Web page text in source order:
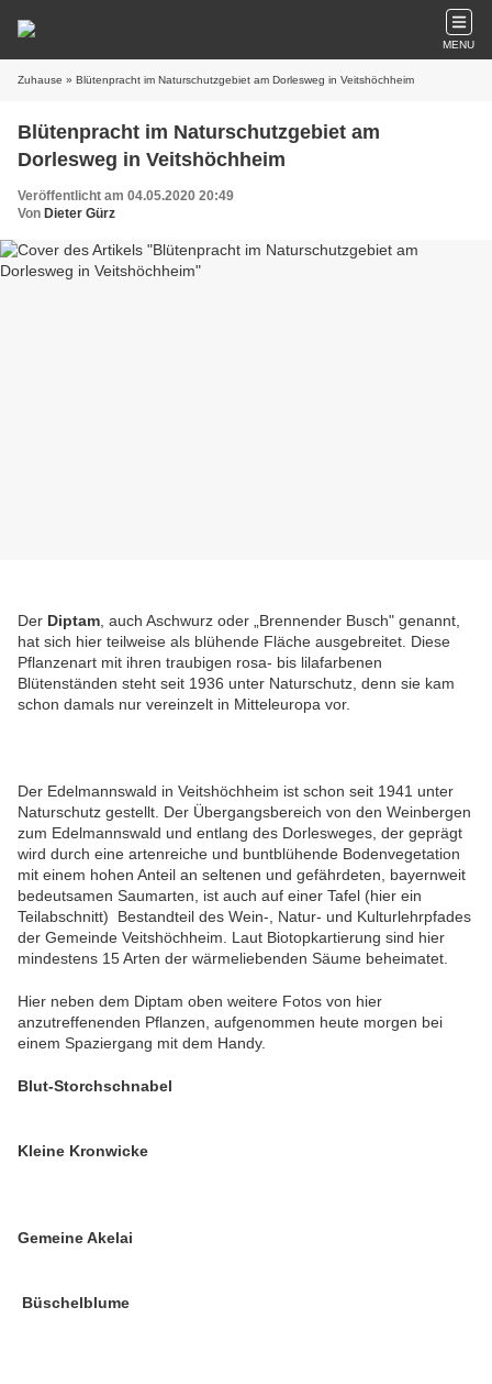
MENU
Zuhause » Blütenpracht im Naturschutzgebiet am Dorlesweg in Veitshöchheim
Blütenpracht im Naturschutzgebiet am
Dorlesweg in Veitshöchheim
Veröffentlicht am 04.05.2020 20:49
Von Dieter Gürz
Der Diptam auch Aschwurz oder „Brennender Busch" genannt,
hat sich hier teilweise als blühende Fläche ausgebreitet. Diese
Pflanzenart mit ihren traubigen rosa- bis lilafarbenen
Blütenständen steht seit 1936 unter Naturschutz, denn sie kam
schon damals nur vereinzelt in Mitteleuropa vor.
Der Edelmannswald in Veitshöchheim ist schon seit 1941 unter
Naturschutz gestellt. Der Übergangsbereich von den Weinbergen
zum Edelmannswald und entlang des Dorlesweges, der geprägt
wird durch eine artenreiche und buntblühende Bodenvegetation
mit einem hohen Anteil an seltenen und gefährdeten, bayernweit
bedeutsamen Saumarten, ist auch auf einer Tafel (hier ein
Teilabschnitt) Bestandteil des Wein-, Natur- und Kulturlehrpfades
der Gemeinde Veitshöchheim. Laut Biotopkartierung sind hier
mindestens 15 Arten der wärmeliebenden Säume beheimatet.
Hier neben dem Diptam oben weitere Fotos von hier
anzutreffenenden Pflanzen, aufgenommen heute morgen bei
einem Spaziergang mit dem Handy.
Blut-Storchschnabel
Kleine Kronwicke
Gemeine Akelai
Büschelblume